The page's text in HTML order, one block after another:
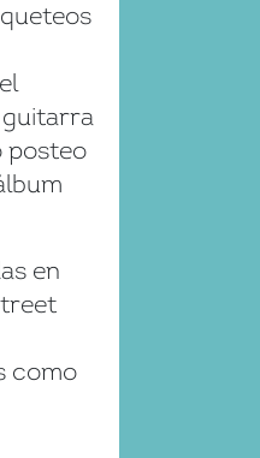
guitarra
posteo
en
como